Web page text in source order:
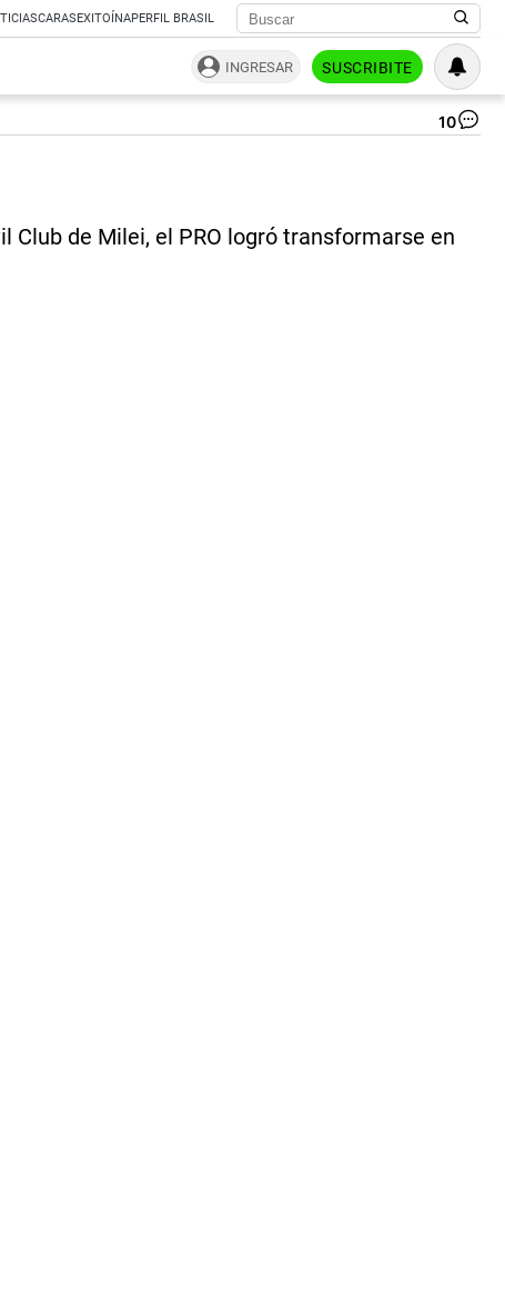
CARASEXITOÍNAPERFIL BRASIL
INGRESAR SUSCRIBITE
10
Club de Milei, el PRO logró transformarse en